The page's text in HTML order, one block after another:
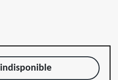
indisponible